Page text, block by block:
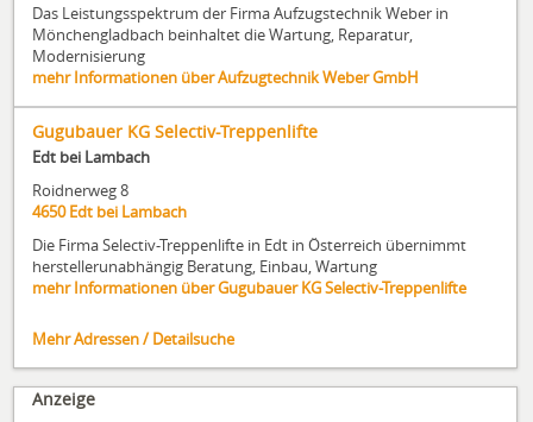
Das Leistungsspektrum der Firma Aufzugstechnik Weber in
Mönchengladbach beinhaltet die Wartung, Reparatur,
Modernisierung
mehr Informationen über Aufzugtechnik Weber GmbH
Gugubauer KG Selectiv-Treppenlifte
Edt bei Lambach
Roidnerweg 8
4650 Edt bei Lambach
Die Firma Selectiv-Treppenlifte in Edt in Österreich übernimmt
herstellerunabhängig Beratung, Einbau, Wartung
mehr Informationen über Gugubauer KG Selectiv-Treppenlifte
Mehr Adressen / Detailsuche
Anzeige